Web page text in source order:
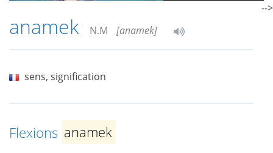
anamek N.M [anamek]
sens, signification
Flexions anamek
-->